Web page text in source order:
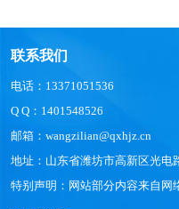
联系我们
电话：13371051536
Q Q：1401548526
邮箱：wangzilian@qxhjz.cn
地址：山东省潍坊市高新区光电
特别声明：网站部分内容来自网